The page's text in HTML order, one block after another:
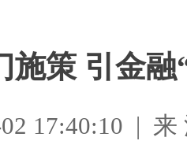
施策 引金
02 17:40:10 |